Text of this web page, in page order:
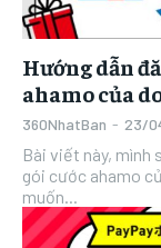
Hướng dẫn
ahamo của
360NhatBan - 23/
Bài viết này, mình
gói cước ahamo
muốn...